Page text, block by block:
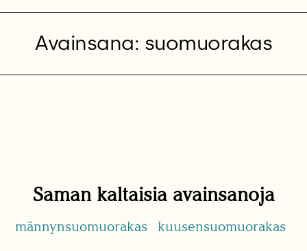
Avainsana: suomuorakas
Saman kaltaisia avainsanoja
männynsuomuorakas kuusensuomuorakas